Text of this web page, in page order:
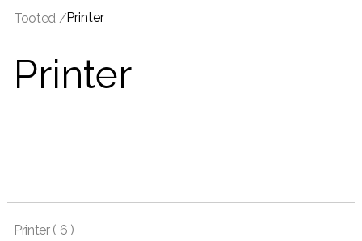
Tooted /Printer
Printer
Printer ( 6 )